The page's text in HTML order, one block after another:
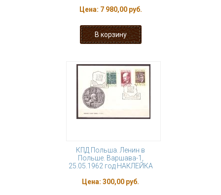
Цена: 7 980,00 руб.
КПД Польша. Ленин в
Польше. Варшава-1,
25.05.1962 год НАКЛЕЙКА
Цена: 300,00 руб.